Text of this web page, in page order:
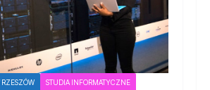
STUDIA INFORMATYCZNE